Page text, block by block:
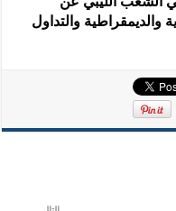
والديمقراطية والتداول